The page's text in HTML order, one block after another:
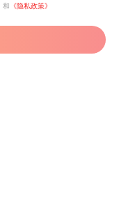
和 《隐私政策》